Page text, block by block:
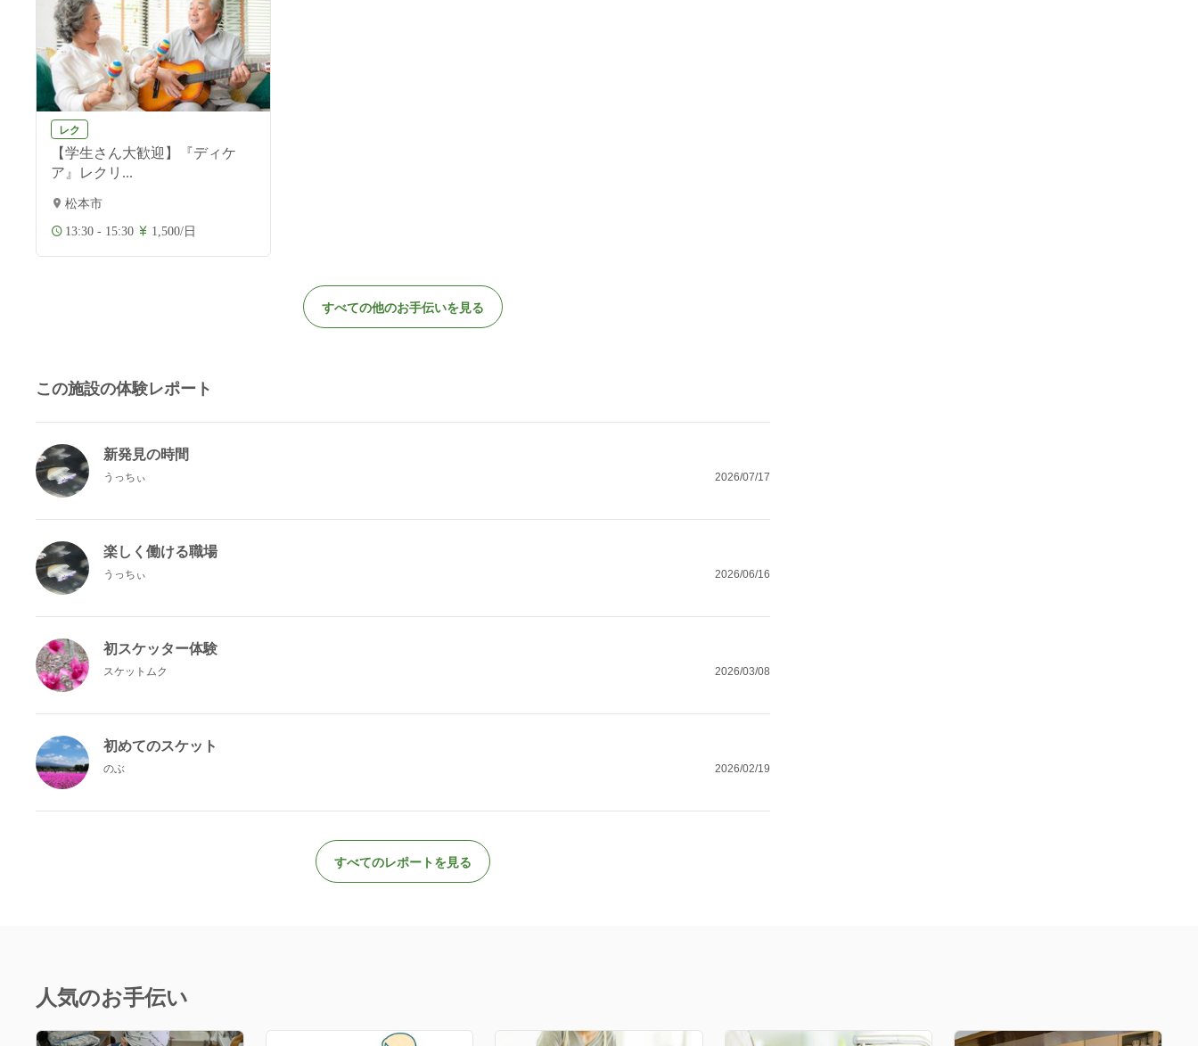
レク
【学生さん大歓迎】『ディケ
ア』レクリ...
松本市
13:30 - 15:30 1,500/日
すべての他のお手伝いを見る
この施設の体験レポート
新発見の時間
うっちぃ 2026/07/17
楽しく働ける職場
うっちぃ 2026/06/16
初スケッター体験
スケットムク 2026/03/08
初めてのスケット
のぶ 2026/02/19
すべてのレポートを見る
人気のお手伝い